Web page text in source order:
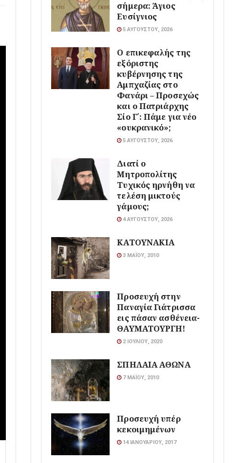
σήμερα: Άγιος
Ευσίγνιος
5 ΑΥΓΟΎΣΤΟΥ, 2026
Ο επικεφαλής της
εξόριστης
κυβέρνησης της
Αμπχαζίας στο
Φανάρι – Προσεχώς
και ο Πατριάρχης
Σίο Γ΄: Πάμε για νέο
«ουκρανικό»;
5 ΑΥΓΟΎΣΤΟΥ, 2026
Διατί ο
Μητροπολίτης
Τυχικός ηρνήθη να
τελέση μικτούς
γάμους;
4 ΑΥΓΟΎΣΤΟΥ, 2026
ΚΑΤΟΥΝΑΚΙΑ
3 ΜΑΪ́ΟΥ, 2010
Προσευχή στην
Παναγία Γιάτρισσα
εις πάσαν ασθένεια-
ΘΑΥΜΑΤΟΥΡΓΗ!
2 ΙΟΥΛΊΟΥ, 2020
ΣΠΗΛΑΙΑ ΑΘΩΝΑ
7 ΜΑΪ́ΟΥ, 2010
Προσευχή υπέρ
κεκοιμημένων
14 ΙΑΝΟΥΑΡΊΟΥ, 2017